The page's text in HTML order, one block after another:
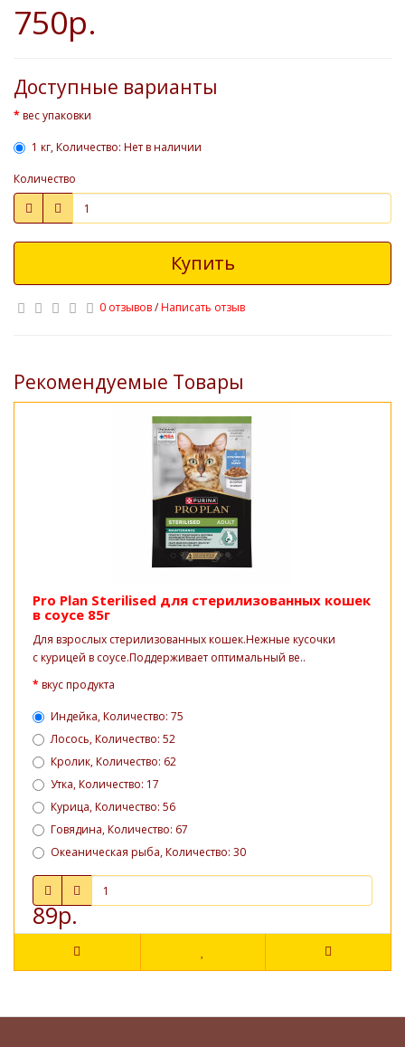
750р.
Доступные варианты
вес упаковки
1 кг, Количество: Нет в наличии
Количество
Купить
0 отзывов/Написать отзыв
Рекомендуемые Товары
Pro Plan Sterilised для стерилизованных кошек
в соусе 85г
Для взрослых стерилизованных кошек.Нежные кусочки
с курицей в соусе.Поддерживает оптимальный ве..
вкус продукта
Индейка, Количество: 75
Лосось, Количество: 52
Кролик, Количество: 62
Утка, Количество: 17
Курица, Количество: 56
Говядина, Количество: 67
Океаническая рыба, Количество: 30
89р.